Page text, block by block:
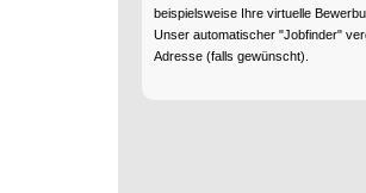
beispielsweise Ihre virtuelle
Unser automatischer "Jobfinder"
Adresse (falls gewünscht).